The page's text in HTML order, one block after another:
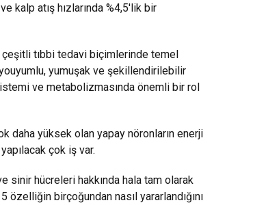
kalp atış hızlarında %4,5'lik bir
tıbbi tedavi biçimlerinde temel
yumuşak ve şekillendirilebilir
ve metabolizmasında önemli bir rol
daha yüksek olan yapay nöronların enerji
çok iş var.
sinir hücreleri hakkında hala tam olarak
özelliğin birçoğundan nasıl yararlandığını